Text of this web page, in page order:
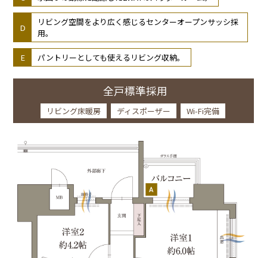
リビング空間をより広く感じるセンターオープンサッシ採
用。
パントリーとしても使えるリビング収納。
全戸標準採用
リビング床暖房 ディスポーザー Wi-Fi完備